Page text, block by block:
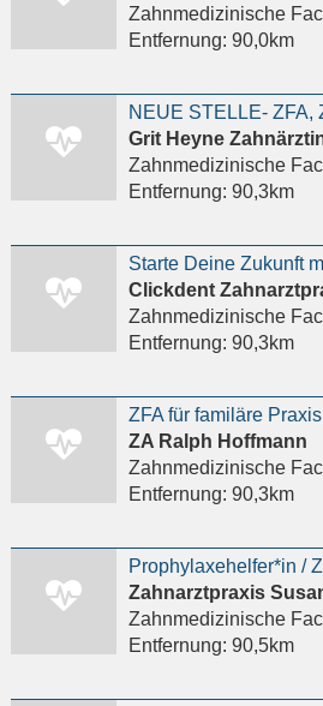
Zahnmedizinische
Entfernung: 90,0km
Grit Heyne
Zahnmedizinische
Entfernung: 90,3km
Clickdent
Entfernung: 90,3km
ZA Ralph Hoffmann
Zahnmedizinische
Entfernung: 90,3km
Zahnmedizinische
Entfernung: 90,5km